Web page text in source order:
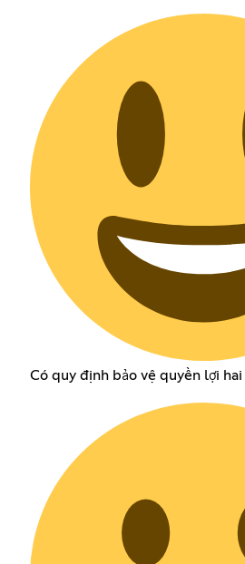
Có quy định bảo vệ quyền lợi